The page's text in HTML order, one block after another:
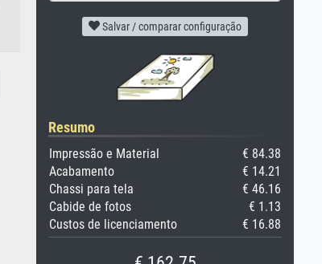
Salvar / comparar configuração
Resumo
Impressão e Material
€ 84.38
Acabamento
€ 14.21
Chassi para tela
€ 46.16
Cabide de fotos
€ 1.13
Custos de licenciamento
€ 16.88